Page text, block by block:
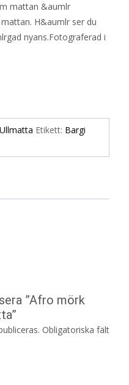
mattan &aumlr
H&aumlr ser du
nyans.Fotograferad i
Ullmatta Etikett: Bargi
”Afro mörk
Obligatoriska fält